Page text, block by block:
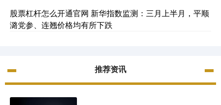
股票杠杆怎么开通官网 新华指数监测：三月上半月，平顺
潞党参、连翘价格均有所下跌
推荐资讯